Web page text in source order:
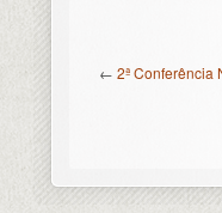
← 2ª Conferência